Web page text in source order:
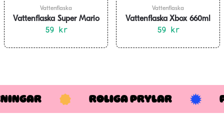
Vattenflaska
Vattenflaska Super Mario
660ml
59 kr
Vattenflaska
Vattenflaska Xbox 660ml
59 kr
ROLIGA PRYLAR